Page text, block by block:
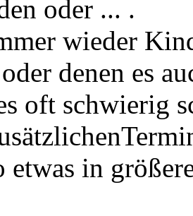
oder ... .
wieder
denen es
oft schwierig
etwas in